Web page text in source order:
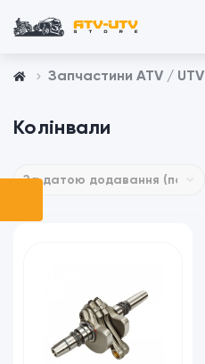
Запчастини ATV / UTV
Колінвали